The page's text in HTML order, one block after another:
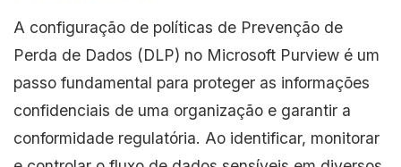
A configuração de políticas de Prevenção de
Perda de Dados (DLP) no Microsoft Purview é um
passo fundamental para proteger as informações
confidenciais de uma organização e garantir a
conformidade regulatória. Ao identificar, monitorar